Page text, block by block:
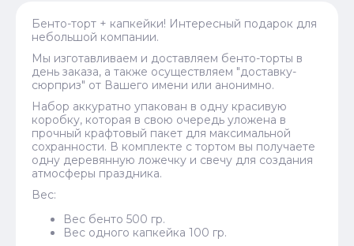
Бенто-торт + капкейки! Интересный подарок для
небольшой компании.
Мы изготавливаем и доставляем бенто-торты в
день заказа, а также осуществляем "доставку-
сюрприз" от Вашего имени или анонимно.
Набор аккуратно упакован в одну красивую
коробку, которая в свою очередь уложена в
прочный крафтовый пакет для максимальной
сохранности. В комплекте с тортом вы получаете
одну деревянную ложечку и свечу для создания
атмосферы праздника.
Вес:
Вес бенто 500 гр.
Вес одного капкейка 100 гр.